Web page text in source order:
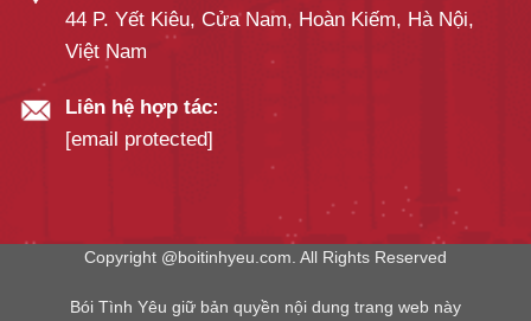
44 P. Yết Kiêu, Cửa Nam, Hoàn Kiếm, Hà Nội,
Việt Nam
Liên hệ hợp tác:
[email protected]
Copyright @boitinhyeu.com. All Rights Reserved
Bói Tình Yêu giữ bản quyền nội dung trang web này